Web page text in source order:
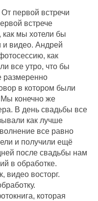
первой встречи
встрече
как мы хотели бы
и видео. Андрей
как
все утро, что бы
размеренно
в котором были
Мы конечно же
В день свадьбы все
как лучше
все равно
и получили ещё
после свадьбы нам
в обработке.
видео восторг.
которая